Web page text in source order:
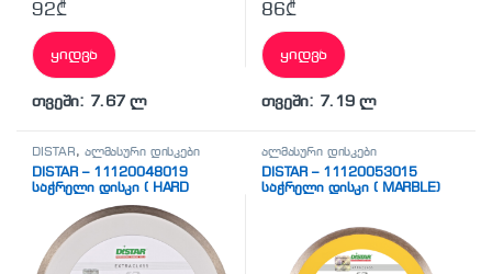
92₾
ყიდვა
თვეში: 7.67 ლ
86₾
ყიდვა
თვეში: 7.19 ლ
DISTAR, ალმასური დისკები
DISTAR – 11120048019
საჭრელი დისკი ( HARD
ალმასური დისკები
DISTAR – 11120053015
საჭრელი დისკი ( MARBLE)